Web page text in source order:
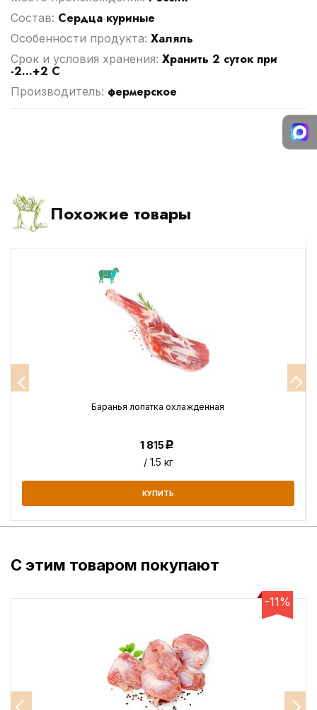
Cостав: Сердца куриные
Особенности продукта: Халяль
Срок и условия хранения: Хранить 2 суток при
-2...+2 С
Производитель: фермерское
Похожие товары
Баранья лопатка охлажденная
1 815Р
/ 1.5 кг
КУПИТЬ
С этим товаром покупают
-11%